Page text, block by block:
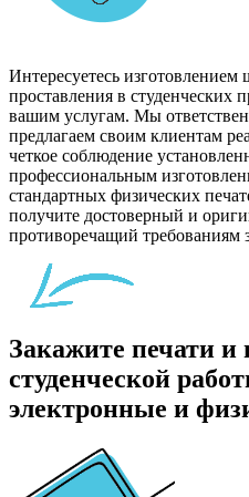
Интересуетесь
проставления в студенческих
вашим услугам. Мы
предлагаем своим клиентам
четкое соблюдение
профессиональным
стандартных физических
получите достоверный и
противоречащий требованиям
Закажите печати
студенческой
электронные и